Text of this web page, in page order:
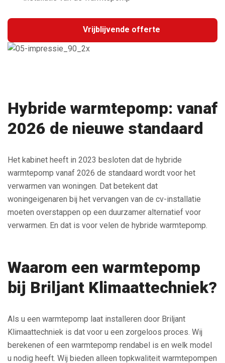
Vrijblijvende offerte
Hybride warmtepomp: vanaf
2026 de nieuwe standaard
Het kabinet heeft in 2023 besloten dat de hybride
warmtepomp vanaf 2026 de standaard wordt voor het
verwarmen van woningen. Dat betekent dat
woningeigenaren bij het vervangen van de cv-installatie
moeten overstappen op een duurzamer alternatief voor
verwarmen. En dat is voor velen de hybride warmtepomp.
Waarom een warmtepomp
bij Briljant Klimaattechniek?
Als u een warmtepomp laat installeren door Briljant
Klimaattechniek is dat voor u een zorgeloos proces. Wij
berekenen of een warmtepomp rendabel is en welk model
u nodig heeft. Wij bieden alleen topkwaliteit warmtepompen